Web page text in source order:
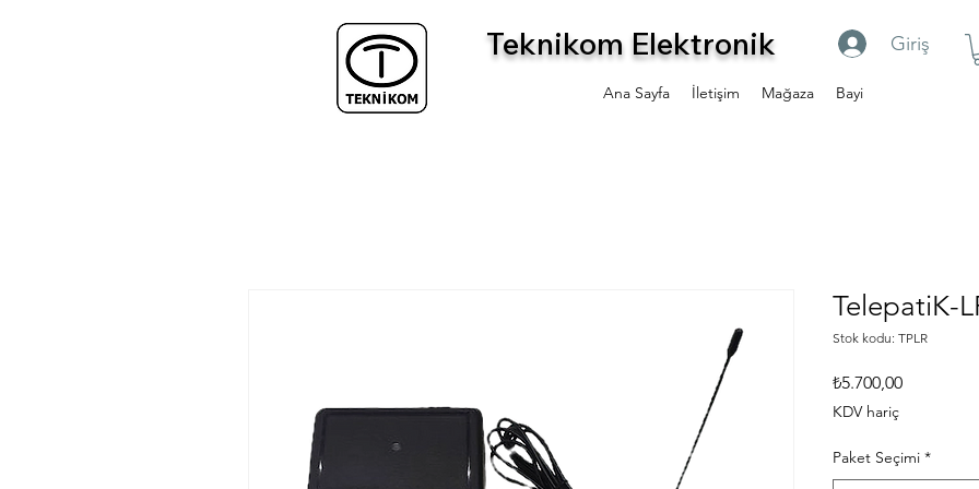
Teknikom Elektronik Giriş
Ana Sayfa İletişim Mağaza Bayi
TelepatiK-
Stok kodu: TPLR
₺5.700,00Fiyat
KDV hariç
Paket Seçimi *